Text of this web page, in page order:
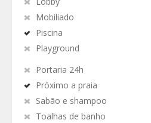
Mobiliado
Piscina
Playground
Portaria 24h
Próximo a praia
Sabão e shampoo
Toalhas de banho